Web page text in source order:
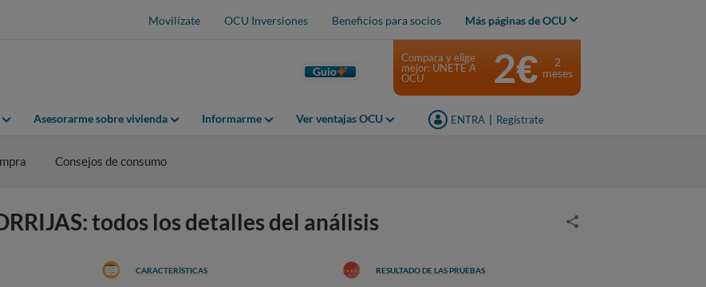
Movilízate OCU Inversiones Beneficios para socios Más páginas de OCU
Guio
Asesorarme sobre vivienda Informarme Ver ventajas OCU ENTRA Regístrate
Compara y elige
mejor: ÚNETE A
OCU
2€
2
meses
Consejos de consumo
todos los detalles del análisis
CARACTERÍSTICAS RESULTADO DE LAS PRUEBAS